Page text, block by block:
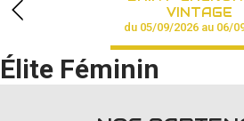
CHAMPIONNAT
RÉSULTATS
PHOTOS / VIDÉOS
VINTAGE
du 05/09/2026 au 06/
Élite Féminin